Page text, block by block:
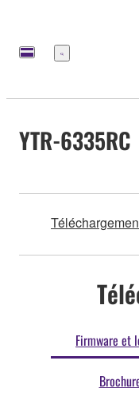
Menu
YTR-6335RC
Firmware et